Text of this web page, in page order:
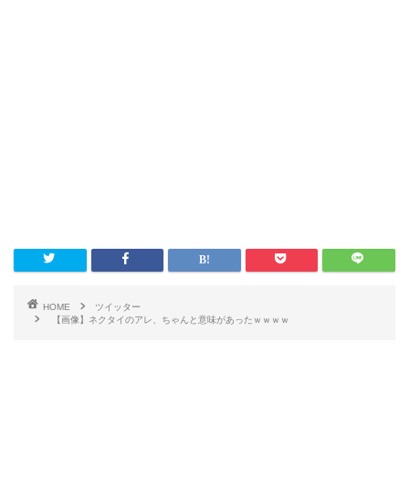
HOME
ツイッター
【画像】ネクタイのアレ、ちゃんと意味があったｗｗｗｗ